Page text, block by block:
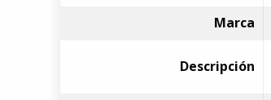
Marca
Descripción